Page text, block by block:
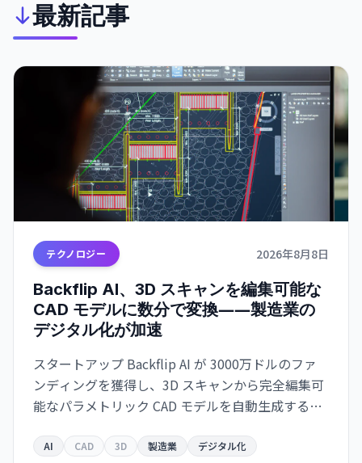
最新記事
テクノロジー 2026年8月8日
Backflip AI、3D スキャンを編集可能な
CAD モデルに数分で変換――製造業の
デジタル化が加速
スタートアップ Backflip AI が 3000万ドルのファ
ンディングを獲得し、3D スキャンから完全編集可
能なパラメトリック CAD モデルを自動生成するソ
で、従来は何時間もかかっていた作業が数分に短
AI CAD 3D 製造業 デジタル化